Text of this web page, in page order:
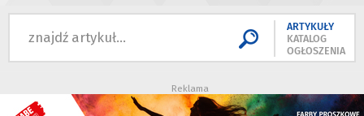
ARTYKUŁY
KATALOG
OGŁOSZENIA
Reklama